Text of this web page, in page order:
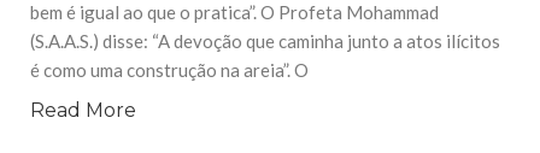
bem é igual ao que o pratica”. O Profeta Mohammad
(S.A.A.S.) disse: “A devoção que caminha junto a atos ilícitos
é como uma construção na areia”. O
Read More